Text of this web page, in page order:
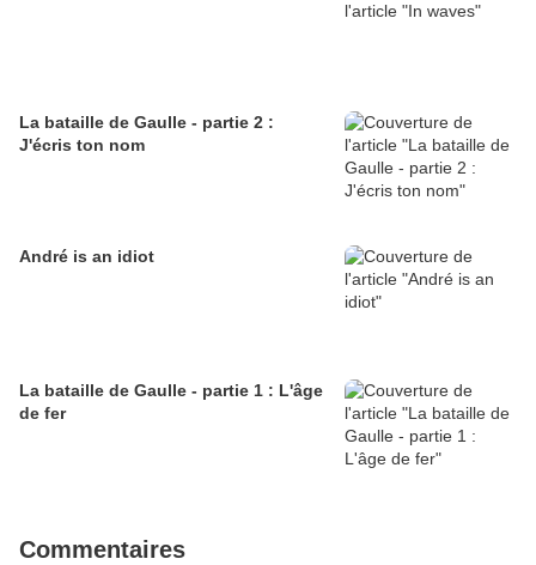
La bataille de Gaulle - partie 2 :
J'écris ton nom
André is an idiot
La bataille de Gaulle - partie 1 : L'âge
de fer
Commentaires